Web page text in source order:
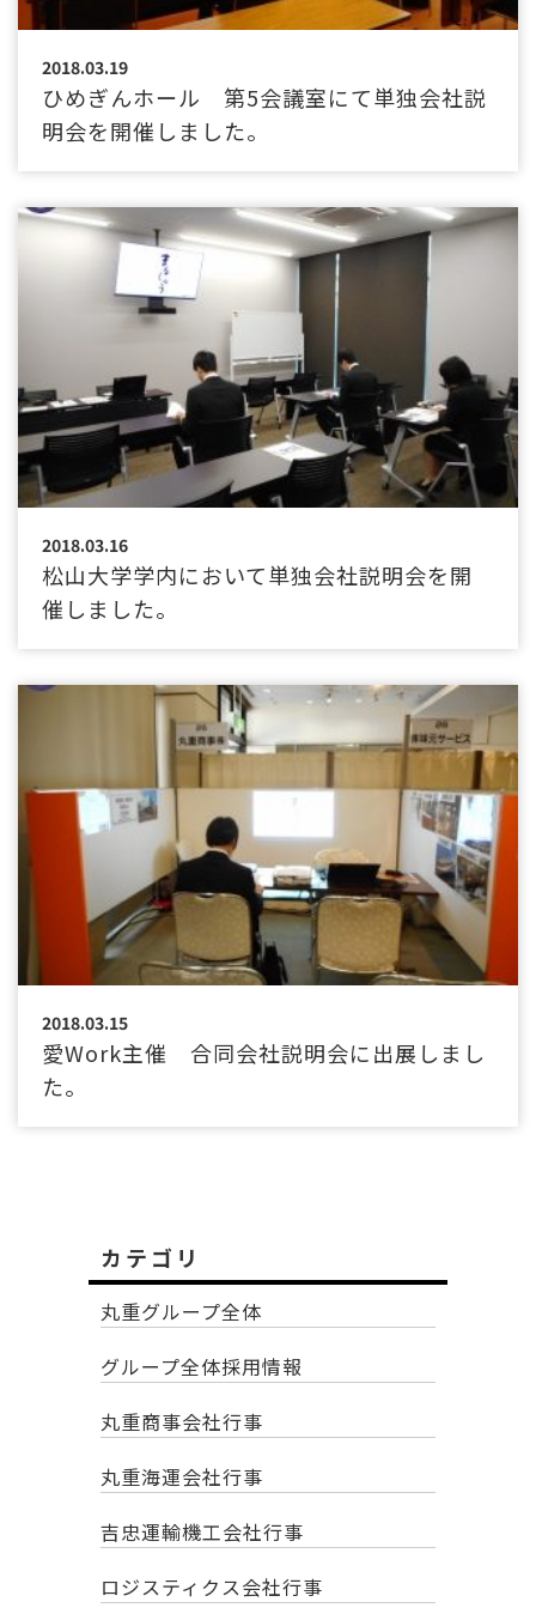
2018.03.19
ひめぎんホール 第5会議室にて単独会社説
明会を開催しました。
2018.03.16
松山大学学内において単独会社説明会を開
催しました。
2018.03.15
愛Work主催 合同会社説明会に出展しまし
た。
カテゴリ
丸重グループ全体
グループ全体採用情報
丸重商事会社行事
丸重海運会社行事
吉忠運輸機工会社行事
ロジスティクス会社行事